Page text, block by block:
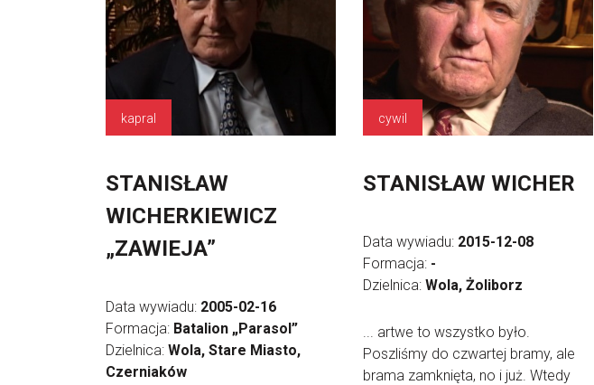
kapral
STANISŁAW
WICHERKIEWICZ
„ZAWIEJA”
Data wywiadu: 2005-02-16
Formacja: Batalion „Parasol”
Dzielnica: Wola, Stare Miasto,
Czerniaków
cywil
STANISŁAW WICHER
Data wywiadu: 2015-12-08
Formacja: -
Dzielnica: Wola, Żoliborz
... artwe to wszystko było.
Poszliśmy do czwartej bramy, ale
brama zamknięta, no i już. Wtedy